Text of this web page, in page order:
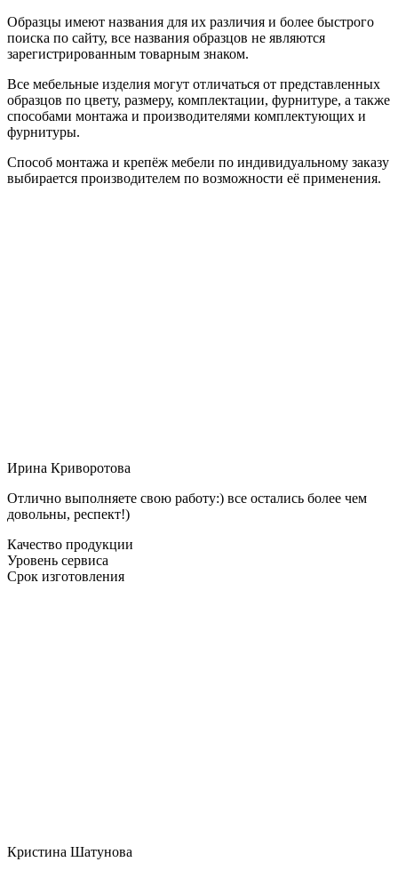
Образцы имеют названия для их различия и более быстрого
поиска по сайту, все названия образцов не являются
зарегистрированным товарным знаком.
Все мебельные изделия могут отличаться от представленных
образцов по цвету, размеру, комплектации, фурнитуре, а также
способами монтажа и производителями комплектующих и
фурнитуры.
Способ монтажа и крепёж мебели по индивидуальному заказу
выбирается производителем по возможности её применения.
Ирина Криворотова
Отлично выполняете свою работу:) все остались более чем
довольны, респект!)
Качество продукции
Уровень сервиса
Срок изготовления
Кристина Шатунова